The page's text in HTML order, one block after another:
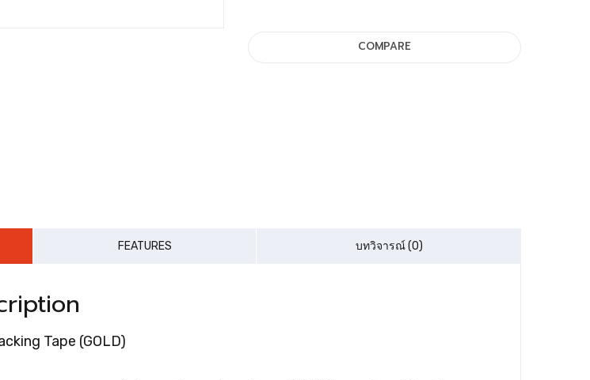
COMPARE
FEATURES บทวิจารณ์ (0)
Tape (GOLD)